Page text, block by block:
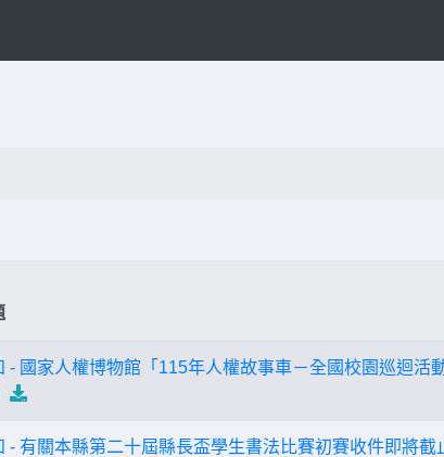
- 國家人權博物館「115年人權故事車－全國校園巡迴活
- 有關本縣第二十屆縣長盃學生書法比賽初賽收件即將